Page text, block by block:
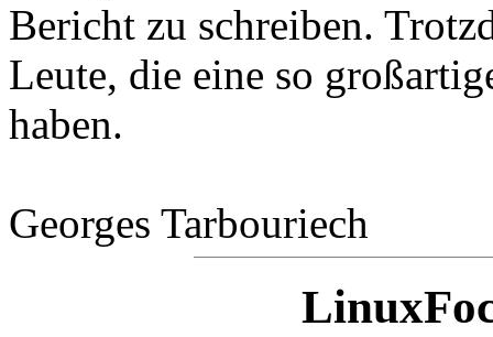
Bericht zu schreiben.
Leute, die eine so
haben.
Georges Tarbouriech